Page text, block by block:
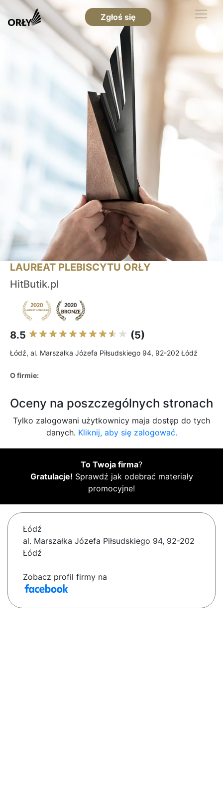
Zgłoś się
LAUREAT PLEBISCYTU ORŁY
HitButik.pl
8.5 (5)
Łódź, al. Marszałka Józefa Piłsudskiego 94, 92-202 Łódź
O firmie:
Oceny na poszczególnych stronach
Tylko zalogowani użytkownicy maja dostęp do tych
danych. Kliknij, aby się zalogować.
To Twoja firma?
Gratulacje! Sprawdź jak odebrać materiały
promocyjne!
Łódź
al. Marszałka Józefa Piłsudskiego 94, 92-202
Łódź
Zobacz profil firmy na